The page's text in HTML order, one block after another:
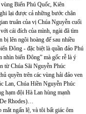
Biển Phú Quốc, Kiên
lại được cả những bước chân
truân của vị Chúa Nguyễn cuối
cái đích của mình, ngài đã tìm
lên ngôi hoàng đế sau nhiều
Đông - đặc biệt là quần đảo Phú
nhìn biển Đông” mà gốc rễ là ý
từ Chúa Sãi Nguyễn Phúc
quyền trên các vùng hải đảo ven
Lan, Chúa Hiền Nguyễn Phúc
hạm đội Hà Lan hùng mạnh
Rhodes)…
ngấn lệ, và tôi bất giác ôm